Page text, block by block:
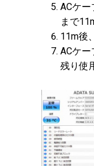
ACケ
まで
11m後
ACケー
残り使